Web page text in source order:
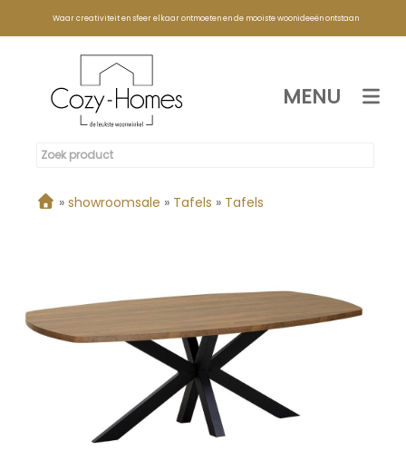
Waar creativiteit en sfeer elkaar ontmoeten en de mooiste woonideeën ontstaan
MENU
» showroomsale » Tafels » Tafels